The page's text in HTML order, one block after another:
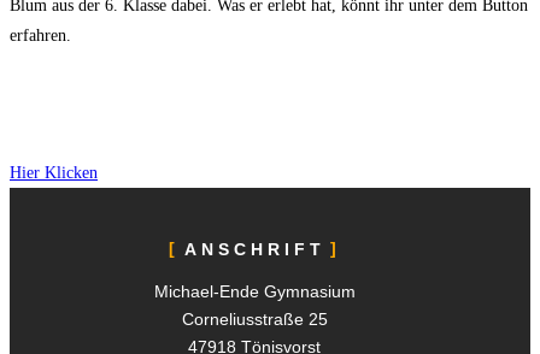
Blum aus der 6. Klasse dabei. Was er erlebt hat, könnt ihr unter dem Button
erfahren.
Hier Klicken
ANSCHRIFT
Michael-Ende Gymnasium
Corneliusstraße 25
47918 Tönisvorst